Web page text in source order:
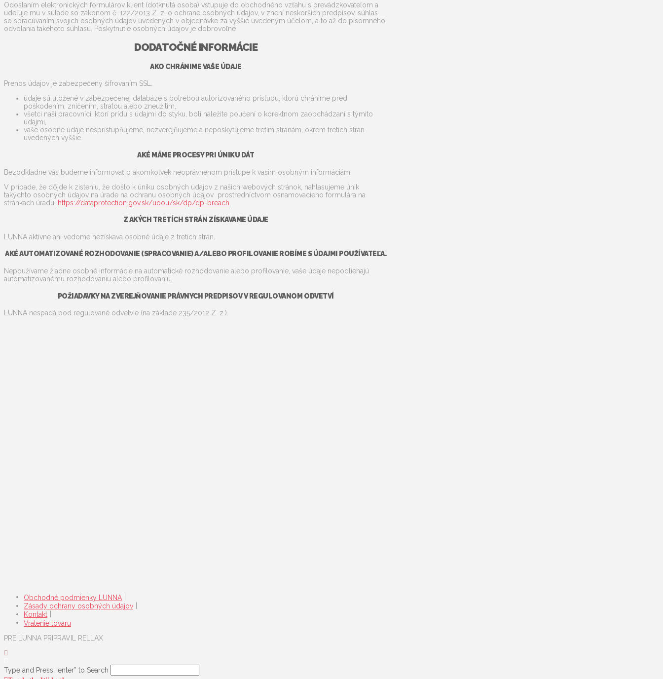
Odoslaním elektronických formulárov klient (dotknutá osoba) vstupuje do obchodného vzťahu s prevádzkovateľom a
udeľuje mu v súlade so zákonom č. 122/2013 Z. z. o ochrane osobných údajov, v znení neskorších predpisov, súhlas
so spracúvaním svojich osobných údajov uvedených v objednávke za vyššie uvedeným účelom, a to až do písomného
odvolania takéhoto súhlasu. Poskytnutie osobných údajov je dobrovoľné
DODATOČNÉ INFORMÁCIE
AKO CHRÁNIME VAŠE ÚDAJE
Prenos údajov je zabezpečený šifrovaním SSL.
údaje sú uložené v zabezpečenej databáze s potrebou autorizovaného prístupu, ktorú chránime pred
poškodením, zničením, stratou alebo zneužitím,
všetci naši pracovníci, ktorí prídu s údajmi do styku, boli náležite poučení o korektnom zaobchádzaní s týmito
údajmi,
vaše osobné údaje nesprístupňujeme, nezverejňujeme a neposkytujeme tretím stranám, okrem tretích strán
uvedených vyššie.
AKÉ MÁME PROCESY PRI ÚNIKU DÁT
Bezodkladne vás budeme informovať o akomkoľvek neoprávnenom prístupe k vašim osobným informáciám.
V prípade, že dôjde k zisteniu, že došlo k úniku osobných údajov z našich webových stránok, nahlasujeme únik
takýchto osobných údajov na úrade na ochranu osobných údajov prostredníctvom osnamovacieho formulára na
stránkach úradu: https://dataprotection.gov.sk/uoou/sk/dp/dp-breach
Z AKÝCH TRETÍCH STRÁN ZÍSKAVAME ÚDAJE
LUNNA aktívne ani vedome nezískava osobné údaje z tretích strán.
AKÉ AUTOMATIZOVANÉ ROZHODOVANIE (SPRACOVANIE) A/ALEBO PROFILOVANIE ROBÍME S ÚDAJMI POUŽÍVATEĽA.
Nepoužívame žiadne osobné informácie na automatické rozhodovanie alebo profilovanie, vaše údaje nepodliehajú
automatizovanému rozhodovaniu alebo profilovaniu.
POŽIADAVKY NA ZVEREJŇOVANIE PRÁVNYCH PREDPISOV V REGULOVANOM ODVETVÍ
LUNNA nespadá pod regulované odvetvie (na základe 235/2012 Z. z.).
Obchodné podmienky LUNNA
Zásady ochrany osobných údajov
Kontakt
Vratenie tovaru
PRE LUNNA PRIPRAVIL RELLAX
Type and Press “enter” to Search